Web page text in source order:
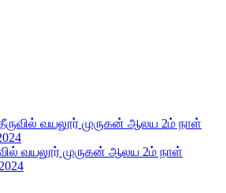
வயலூர் முருகன் ஆலய 2ம் நாள்
வயலூர் முருகன் ஆலய 2ம் நாள்